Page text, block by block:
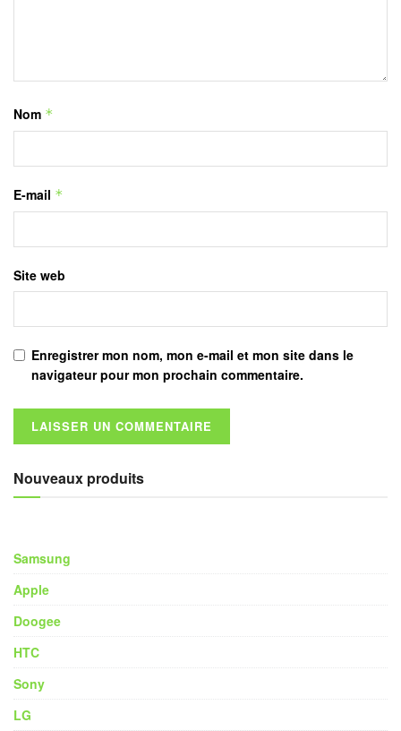
Nom *
E-mail *
Site web
Enregistrer mon nom, mon e-mail et mon site dans le
navigateur pour mon prochain commentaire.
Nouveaux produits
Samsung
Apple
Doogee
HTC
Sony
LG